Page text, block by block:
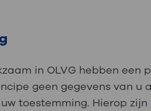
in OLVG hebben een
geen gegevens van u
toestemming. Hierop zijn